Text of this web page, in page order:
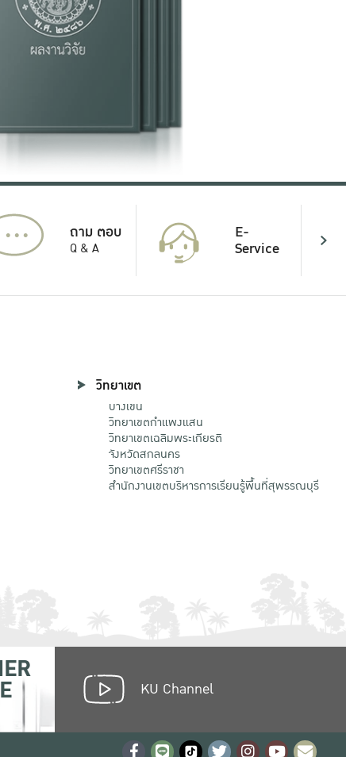
... ถาม ตอบ
Q & A
E-
Service
วิทยาเขต
บางเขน
วิทยาเขตกําแพงแสน
วิทยาเขตเฉลิมพระเกียรติ
จังหวัดสกลนคร
วิทยาเขตศรีราชา
สำนักงานเขตบริหารการเรียนรู้พื้นที่สุพรรณบุรี
KU Channel